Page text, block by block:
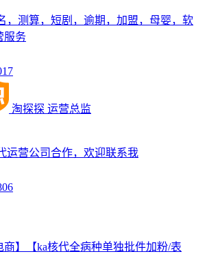
，测算，短剧，逾期，加盟，母婴，软
服务
淘探探 运营总监
运营公司合作，欢迎联系我
】【ka核代全病种单独批件加粉/表